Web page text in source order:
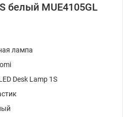
белый MUE4105GL
лампа
Desk Lamp 1S